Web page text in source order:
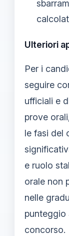
Ulteriori
Per i
seguire
ufficiali e
prove
le fasi del
e ruolo
orale non
nelle
punteggio
concorso.